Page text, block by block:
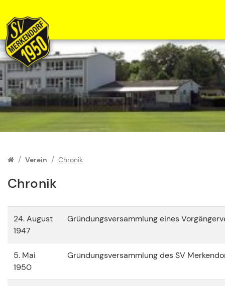
Zum Inhalt springen
Verein Chronik
Chronik
24. August
1947
Gründungsversammlung eines
5. Mai
1950
Gründungsversammlung des SV